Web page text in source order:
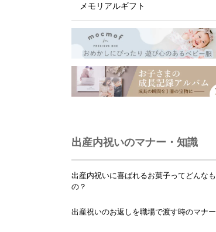
メモリアルギフト
出産内祝いのマナー・知識
出産内祝いに喜ばれるお菓子ってどんなも
の？
出産祝いのお返しを職場で渡す時のマナー